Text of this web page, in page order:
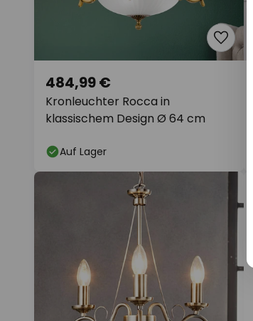
Kronleuchter Rocca in
klassischem Design Ø 64 cm
484,99 €
Auf Lager